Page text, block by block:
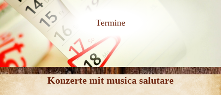
Termine
Konzerte mit musica salutare